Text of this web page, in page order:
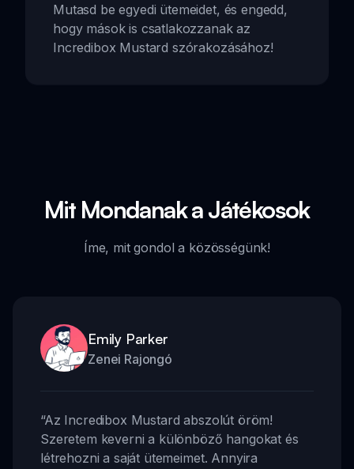
Mutasd be egyedi ütemeidet, és engedd,
hogy mások is csatlakozzanak az
Incredibox Mustard szórakozásához!
Mit Mondanak a Játékosok
Íme, mit gondol a közösségünk!
Emily Parker
Zenei Rajongó
“Az Incredibox Mustard abszolút öröm!
Szeretem keverni a különböző hangokat és
létrehozni a saját ütemeimet. Annyira